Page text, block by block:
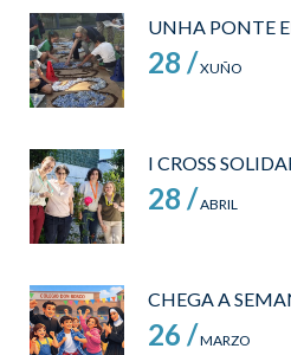
UNHA PONTE
28 /XUÑO
I CROSS
28 /ABRIL
CHEGA A
26 /MARZO